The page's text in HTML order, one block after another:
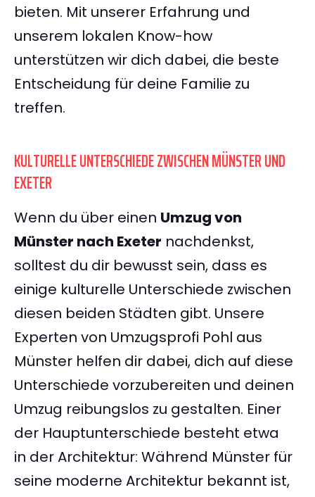
bieten. Mit unserer Erfahrung und
unserem lokalen Know-how
unterstützen wir dich dabei, die beste
Entscheidung für deine Familie zu
treffen.
KULTURELLE UNTERSCHIEDE ZWISCHEN MÜNSTER UND
EXETER
Wenn du über einen Umzug von
Münster nach Exeter nachdenkst,
solltest du dir bewusst sein, dass es
einige kulturelle Unterschiede zwischen
diesen beiden Städten gibt. Unsere
Experten von Umzugsprofi Pohl aus
Münster helfen dir dabei, dich auf diese
Unterschiede vorzubereiten und deinen
Umzug reibungslos zu gestalten. Einer
der Hauptunterschiede besteht etwa
in der Architektur: Während Münster für
seine moderne Architektur bekannt ist,